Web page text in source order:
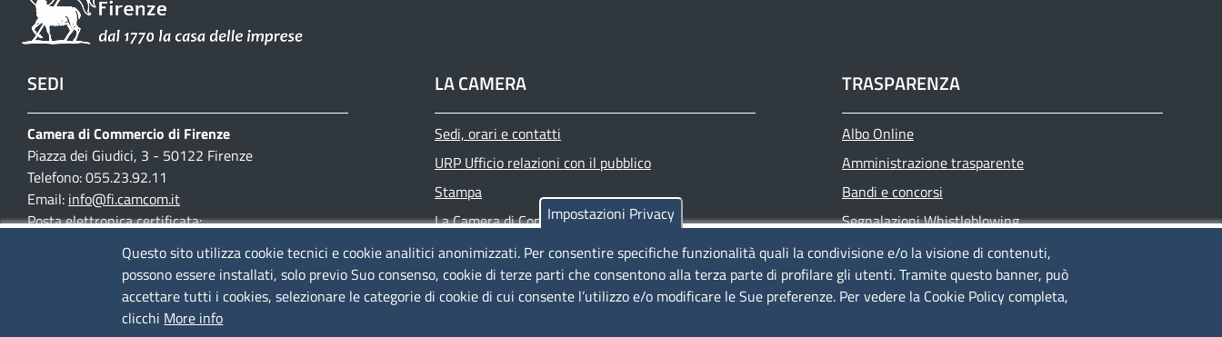
SEDI
Camera di Commercio di Firenze
Piazza dei Giudici, 3 - 50122 Firenze
Telefono: 055.23.92.11
Email: info@fi.camcom.it
Posta elettronica certificata:
cciaa.firenze@fi.legalmail.camcom.it
Partita IVA 03097420487
Codice fiscale 80002690487
LA CAMERA
Sedi, orari e contatti
URP Ufficio relazioni con il pubblico
Stampa
La Camera di Commercio oggi
Azienda speciale PromoFirenze
Siti tematici
TRASPARENZA
Albo Online
Amministrazione trasparente
Bandi e concorsi
Segnalazioni Whistleblowing
Accessibilità
IBAN e pagamenti informatici
Informative privacy e cookie
Impostazioni Privacy
Questo sito utilizza cookie tecnici e cookie analitici anonimizzati. Per consentire specifiche funzionalità quali la condivisione e/o la visione di contenuti,
possono essere installati, solo previo Suo consenso, cookie di terze parti che consentono alla terza parte di profilare gli utenti. Tramite questo banner, può
accettare tutti i cookies, selezionare le categorie di cookie di cui consente l’utilizzo e/o modificare le Sue preferenze. Per vedere la Cookie Policy completa,
clicchi More info